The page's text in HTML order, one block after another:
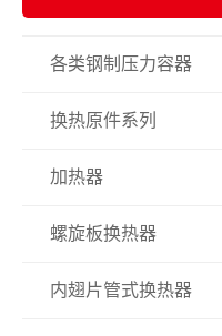
各类钢制压力容器
换热原件系列
加热器
螺旋板换热器
内翅片管式换热器